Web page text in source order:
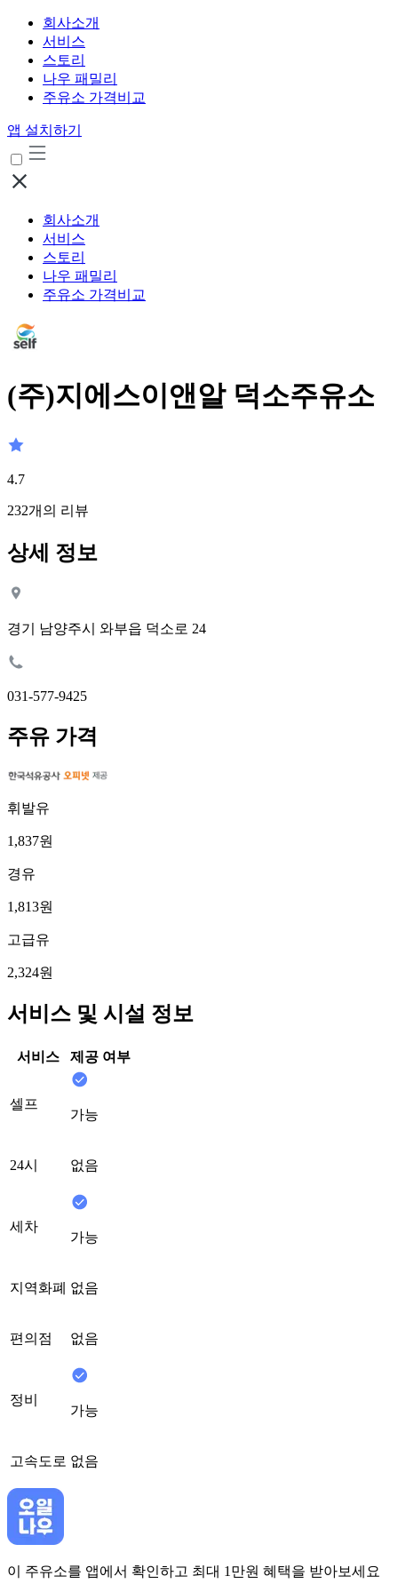
회사소개
서비스
스토리
나우 패밀리
주유소 가격비교
앱 설치하기
회사소개
서비스
스토리
나우 패밀리
주유소 가격비교
(주)지에스이앤알 덕소주유소
4.7
232개의 리뷰
상세 정보
경기 남양주시 와부읍 덕소로 24
031-577-9425
주유 가격
휘발유
1,837원
경유
1,813원
고급유
2,324원
서비스 및 시설 정보
서비스 제공 여부
셀프
가능
24시 없음
세차
가능
지역화폐 없음
편의점 없음
정비
가능
고속도로 없음
이 주유소를 앱에서 확인하고 최대 1만원 혜택을 받아보세요